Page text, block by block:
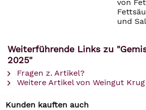
von
und
Weiterführende Links zu
2025"
Fragen z. Artikel?
Weitere Artikel von Weingut Krug
Kunden kauften auch